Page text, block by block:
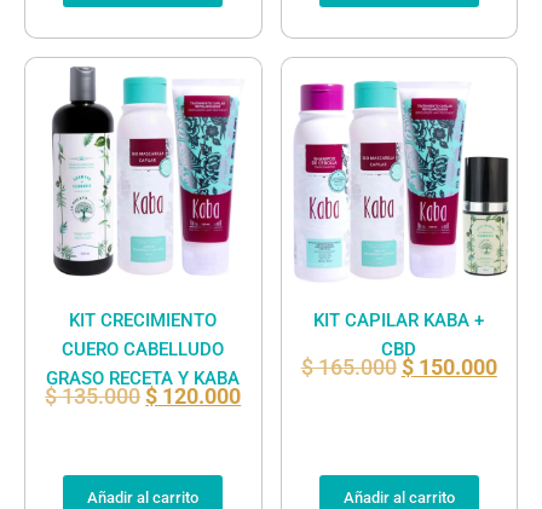
KIT CRECIMIENTO
CUERO CABELLUDO
GRASO RECETA Y KABA
$135.000$ 120.000
Añadir al carrito
KIT CAPILAR KABA +
CBD
$165.000 $150.000
Añadir al carrito